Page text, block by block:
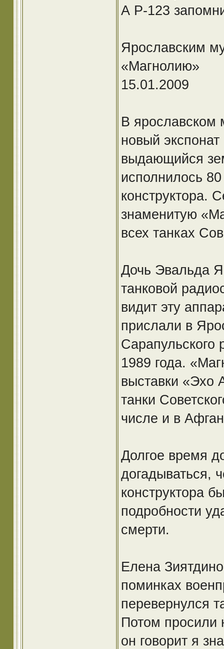
А Р-123
Ярославским
«Магнолию»
15.01.2009
В ярославском
новый
выдающийся
исполнилось
конструктора.
знаменитую
всех танках
Дочь Эвальда
танковой
видит эту
прислали в
Сарапульского
1989 года.
выставки
танки
числе и в
Долгое время
догадываться,
конструктора
подробности
смерти.
Елена
поминках
перевернулся
Потом просили
он говорит я